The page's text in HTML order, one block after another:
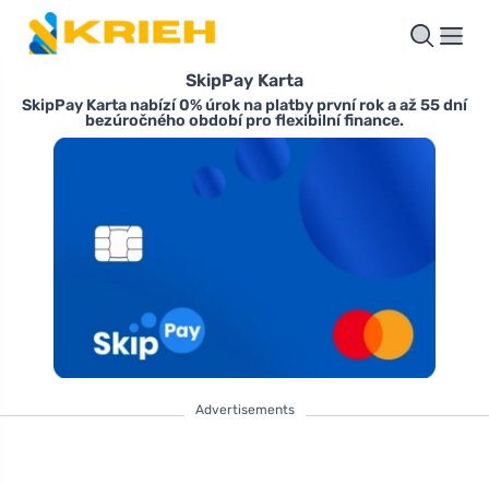
SkipPay Karta
SkipPay Karta nabízí 0% úrok na platby první rok a až 55 dní
bezúročného období pro flexibilní finance.
Advertisements